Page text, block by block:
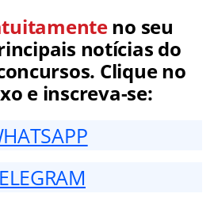
no seu
notícias do
Clique no
e inscreva-se: